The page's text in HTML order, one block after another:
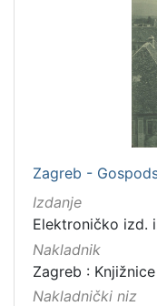
Zagreb -
Izdanje
Elektroničko izd.
Nakladnik
Zagreb :
Nakladnički niz